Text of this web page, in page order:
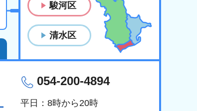
駿河区
清水区
054-200-4894
平日：8時から20時